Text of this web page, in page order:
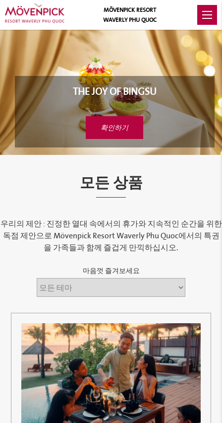
View all photos
THE JOY OF BINGSU
확인하기
모든 상품
우리의 제안 : 진정한 열대 속에서의 휴가와 지속적인 순간을 위한
독점 제안으로 Mövenpick Resort Waverly Phu Quoc에서의 특권
을 가족들과 함께 즐겁게 만끽하십시오.
마음껏 즐겨보세요
MÖVENPICK RESORT
WAVERLY PHU QUOC